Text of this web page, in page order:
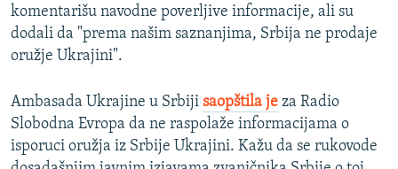
komentarišu navodne poverljive informacije, ali su
dodali da "prema našim saznanjima, Srbija ne prodaje
oružje Ukrajini".
Ambasada Ukrajine u Srbiji saopštila je za Radio
Slobodna Evropa da ne raspolaže informacijama o
isporuci oružja iz Srbije Ukrajini. Kažu da se rukovode